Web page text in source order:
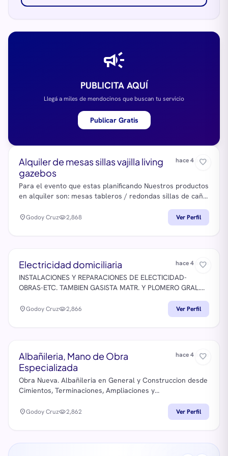
Santa Rosa
Trabajo Pedidos
campaign
PUBLICITA AQUÍ
Llegá a miles de mendocinos que buscan tu servicio
Publicar Gratis
favorite_border
Alquiler de mesas sillas vajilla living
gazebos
hace 4 años
Para el evento que estas planificando Nuestros productos
en alquiler son: mesas tableros / redondas sillas de caño
frio/calor Cazuelas Juegos de livings Freezer Gazebos
location_onGodoy Cruzvisibility2,868 Ver Perfil
favorite_border
Electricidad domiciliaria hace 4 años
INSTALACIONES Y REPARACIONES DE ELECTICIDAD-
OBRAS-ETC. TAMBIEN GASISTA MATR. Y PLOMERO GRAL.
location_onGodoy Cruzvisibility2,866 Ver Perfil
favorite_border
Albañileria, Mano de Obra
Especializada
hace 4 años
Obra Nueva. Albañileria en General y Construccion desde
Cimientos, Terminaciones, Ampliaciones y
pared y pisos, porcelanatos). Nuestra vasta experiencia
en el rubro, avalan un trabajo garantido y de fino
Atención personal y presupuesto sin cargo. Llamar: 261-
location_onGodoy Cruzvisibility2,862 Ver Perfil